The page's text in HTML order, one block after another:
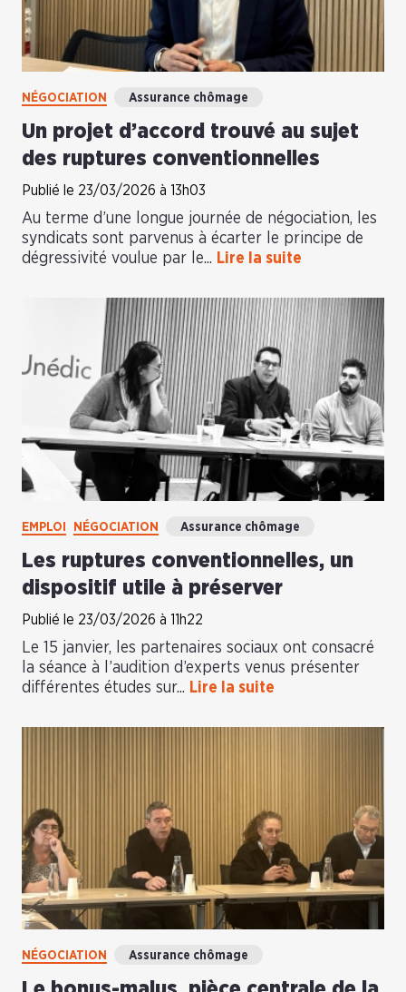
NÉGOCIATION Assurance chômage
Un projet d’accord trouvé au sujet
des ruptures conventionnelles
Publié le 23/03/2026 à 13h03
Au terme d’une longue journée de négociation, les
syndicats sont parvenus à écarter le principe de
dégressivité voulue par le... Lire la suite
EMPLOI NÉGOCIATION Assurance chômage
Les ruptures conventionnelles, un
dispositif utile à préserver
Publié le 23/03/2026 à 11h22
Le 15 janvier, les partenaires sociaux ont consacré
la séance à l’audition d’experts venus présenter
différentes études sur... Lire la suite
NÉGOCIATION Assurance chômage